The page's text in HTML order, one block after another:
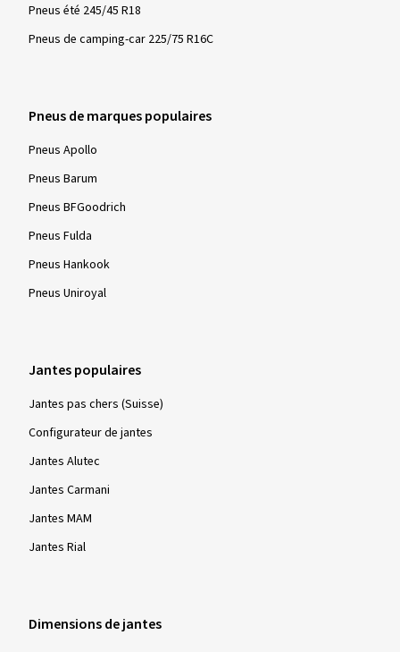
Pneus été 245/45 R18
Pneus de camping-car 225/75 R16C
Pneus de marques populaires
Pneus Apollo
Pneus Barum
Pneus BFGoodrich
Pneus Fulda
Pneus Hankook
Pneus Uniroyal
Jantes populaires
Jantes pas chers (Suisse)
Configurateur de jantes
Jantes Alutec
Jantes Carmani
Jantes MAM
Jantes Rial
Dimensions de jantes